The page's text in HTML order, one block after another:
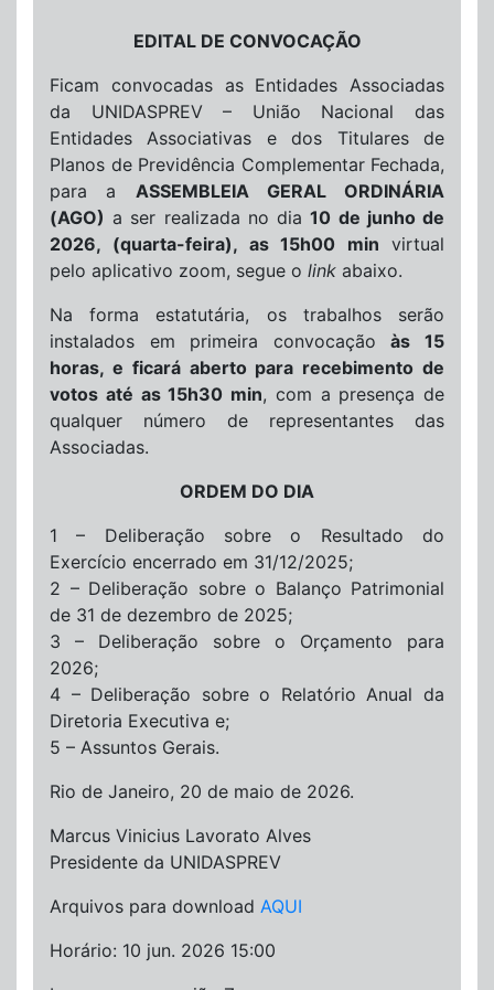
EDITAL DE CONVOCAÇÃO
Ficam convocadas as Entidades Associadas
da UNIDASPREV – União Nacional das
Entidades Associativas e dos Titulares de
Planos de Previdência Complementar Fechada,
para a ASSEMBLEIA GERAL ORDINÁRIA
(AGO) a ser realizada no dia10 de junho de
2026, (quarta-feira), as 15h00 min virtual
pelo aplicativo zoom, segue o link abaixo.
Na forma estatutária, os trabalhos serão
instalados em primeira convocaçãoàs 15
horas, e ficará aberto para recebimento de
votos até as 15h30 min, com a presença de
qualquer número de representantes das
Associadas.
ORDEM DO DIA
1 – Deliberação sobre o Resultado do
Exercício encerrado em 31/12/2025;
2 – Deliberação sobre o Balanço Patrimonial
de 31 de dezembro de 2025;
3 – Deliberação sobre o Orçamento para
2026;
4 – Deliberação sobre o Relatório Anual da
Diretoria Executiva e;
5 – Assuntos Gerais.
Rio de Janeiro, 20 de maio de 2026.
Marcus Vinicius Lavorato Alves
Presidente da UNIDASPREV
Arquivos para download AQUI
Horário: 10 jun. 2026 15:00